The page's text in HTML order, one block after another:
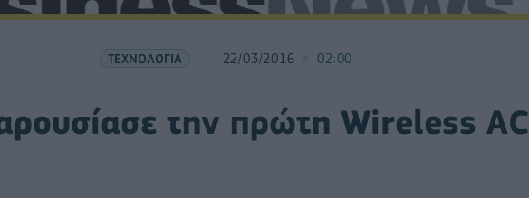
ΤΕΧΝΟΛΟΓΙΑ 22/03/2016 02:00
την πρώτη Wireless AC